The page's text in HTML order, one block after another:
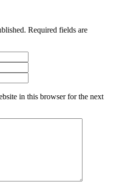
Required fields are
in this browser for the next